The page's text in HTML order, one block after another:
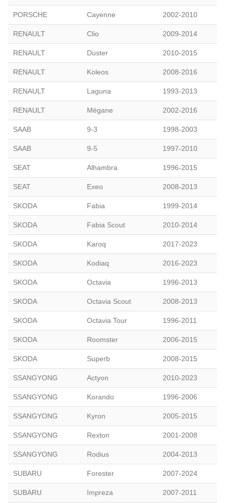
PORSCHE Cayenne 2002-2010
RENAULT Clio 2009-2014
RENAULT Duster 2010-2015
RENAULT Koleos 2008-2016
RENAULT Laguna 1993-2013
RENAULT Mégane 2002-2016
SAAB 9-3 1998-2003
SAAB 9-5 1997-2010
SEAT Alhambra 1996-2015
SEAT Exeo 2008-2013
SKODA Fabia 1999-2014
SKODA Fabia Scout 2010-2014
SKODA Karoq 2017-2023
SKODA Kodiaq 2016-2023
SKODA Octavia 1996-2013
SKODA Octavia Scout 2008-2013
SKODA Octavia Tour 1996-2011
SKODA Roomster 2006-2015
SKODA Superb 2008-2015
SSANGYONG Actyon 2010-2023
SSANGYONG Korando 1996-2006
SSANGYONG Kyron 2005-2015
SSANGYONG Rexton 2001-2008
SSANGYONG Rodius 2004-2013
SUBARU Forester 2007-2024
SUBARU Impreza 2007-2011